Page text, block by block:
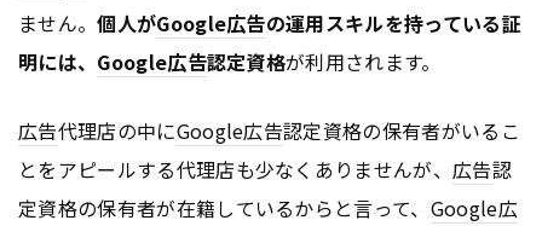
ません。個人がGoogle広告の運用スキルを持っている証
明には、 Google広告認定資格が利用されます。
広告代理店の中にGoogle広告認定資格の保有者がいるこ
とをアピールする代理店も少なくありませんが、 広告認
定資格の保有者が在籍しているからと言って、 Google広